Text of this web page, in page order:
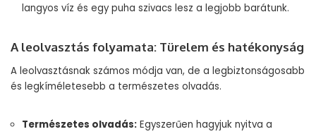
langyos víz és egy puha szivacs lesz a legjobb barátunk.
A leolvasztás folyamata: Türelem és hatékonyság
A leolvasztásnak számos módja van, de a legbiztonságosabb
és legkíméletesebb a természetes olvadás.
Természetes olvadás: Egyszerűen hagyjuk nyitva a